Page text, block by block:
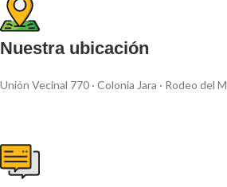
Nuestra ubicación
Unión Vecinal 770 · Colonia Jara · Rodeo del